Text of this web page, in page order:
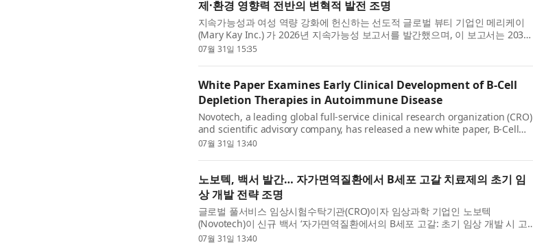
제·환경 영향력 전반의 변혁적 발전 조명
지속가능성과 여성 역량 강화에 헌신하는 선도적 글로벌 뷰티 기업인 메리케이
(Mary Kay Inc.) 가 2026년 지속가능성 보고서를 발간했으며, 이 보고서는 2030
년 목표를 향한 진전 상황을 요약하고, 2025년 및 최근 성과를 조명하며 전 세계
07월 31일 15:35
White Paper Examines Early Clinical Development of B-Cell
Depletion Therapies in Autoimmune Disease
Novotech, a leading global full-service clinical research organization (CRO)
and scientific advisory company, has released a new white paper, B-Cell
Depletion in Autoimmune Disease: Considerations for Early Clinical
07월 31일 13:40
노보텍, 백서 발간… 자가면역질환에서 B세포 고갈 치료제의 초기 임
상 개발 전략 조명
글로벌 풀서비스 임상시험수탁기관(CRO)이자 임상과학 기업인 노보텍
(Novotech)이 신규 백서 ‘자가면역질환에서의 B세포 고갈: 초기 임상 개발 시 고
려사항’을 발간했다. 이번 백서는 차세대 B세포 고갈 치료제의 초기 임상 개발에
07월 31일 13:40